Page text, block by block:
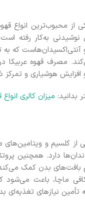
از محبوب‌ترین انواع
به‌کار رفته
آنتی‌اکسیدان‌هاست که
مصرف قهوه عربیکا
هوشیاری و تمرکز
بدانید: میزان کالری انواع
از کلسیم و
دارد. همچنین
بافت‌های بدن کمک
ماچا، باعث می‌شود
تأمین نیازهای تغذیه‌ای